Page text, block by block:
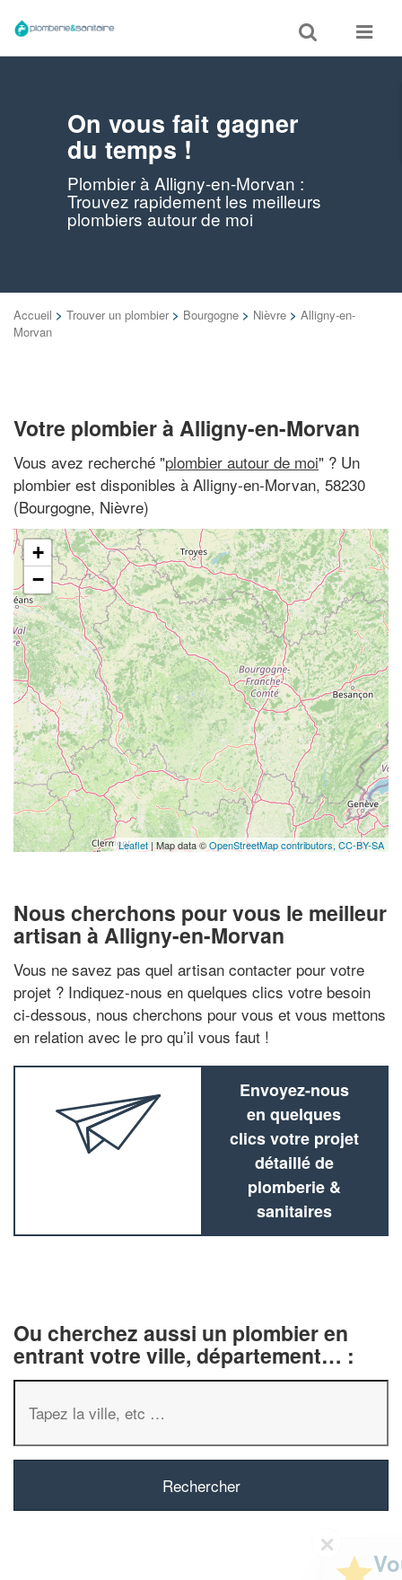
Toggle
search
Toggle
On vous fait gagner
du temps !
Plombier à Alligny-en-Morvan :
Trouvez rapidement les meilleurs
plombiers autour de moi
Accueil > Trouver un plombier > Bourgogne > Nièvre > Alligny-en-
Morvan
Votre plombier à Alligny-en-Morvan
Vous avez recherché "plombier autour de moi" ? Un
plombier est disponibles à Alligny-en-Morvan, 58230
(Bourgogne, Nièvre)
+
−
Leaflet | Map data ©OpenStreetMap contributors, CC-BY-SA
Nous cherchons pour vous le meilleur
artisan à Alligny-en-Morvan
Vous ne savez pas quel artisan contacter pour votre
projet ? Indiquez-nous en quelques clics votre besoin
ci-dessous, nous cherchons pour vous et vous mettons
en relation avec le pro qu’il vous faut !
Envoyez-nous
en quelques
clics votre projet
détaillé de
plomberie &
sanitaires
Ou cherchez aussi un plombier en
entrant votre ville, département… :